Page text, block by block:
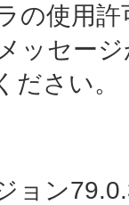
の使用
ッセー
ださい。
ョン